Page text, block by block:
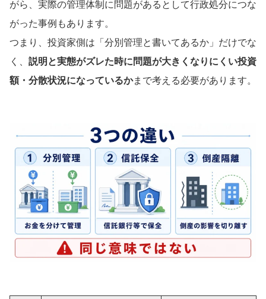
がら、実際の管理体制に問題があるとして行政処分につな
がった事例もあります。
つまり、投資家側は「分別管理と書いてあるか」だけでな
く、 説明と実態がズレた時に問題が大きくなりにくい投資
額・分散状況になっているかまで考える必要があります。